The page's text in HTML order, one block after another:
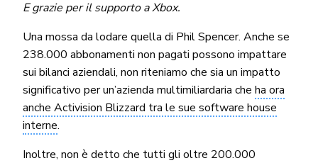
E grazie per il supporto a Xbox.
Una mossa da lodare quella di Phil Spencer. Anche se
238.000 abbonamenti non pagati possono impattare
sui bilanci aziendali, non riteniamo che sia un impatto
significativo per un’azienda multimiliardaria cheha ora
anche Activision Blizzard tra le sue software house
interne.
Inoltre, non è detto che tutti gli oltre 200.000